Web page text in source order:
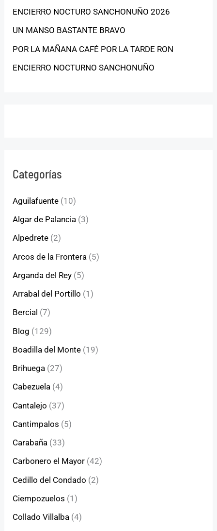
ENCIERRO NOCTURO SANCHONUÑO 2026
UN MANSO BASTANTE BRAVO
POR LA MAÑANA CAFÉ POR LA TARDE RON
ENCIERRO NOCTURNO SANCHONUÑO
Categorías
Aguilafuente (10)
Algar de Palancia (3)
Alpedrete (2)
Arcos de la Frontera (5)
Arganda del Rey (5)
Arrabal del Portillo (1)
Bercial (7)
Blog (129)
Boadilla del Monte (19)
Brihuega (27)
Cabezuela (4)
Cantalejo (37)
Cantimpalos (5)
Carabaña (33)
Carbonero el Mayor (42)
Cedillo del Condado (2)
Ciempozuelos (1)
Collado Villalba (4)